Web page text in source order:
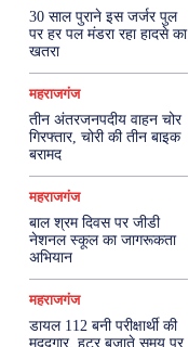
30 साल पुराने इस जर्जर पुल
पर हर पल मंडरा रहा हादसे का
खतरा
महराजगंज
तीन अंतरजनपदीय वाहन चोर
गिरफ्तार, चोरी की तीन बाइक
बरामद
महराजगंज
बाल श्रम दिवस पर जीडी
नेशनल स्कूल का जागरूकता
अभियान
महराजगंज
डायल 112 बनी परीक्षार्थी की
मददगार, हूटर बजाते समय पर